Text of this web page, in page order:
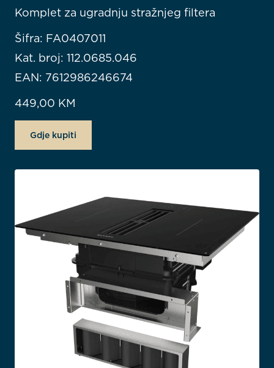
Komplet za ugradnju stražnjeg filtera
Šifra: FA0407011
Kat. broj: 112.0685.046
EAN: 7612986246674
449,00 KM
Gdje kupiti